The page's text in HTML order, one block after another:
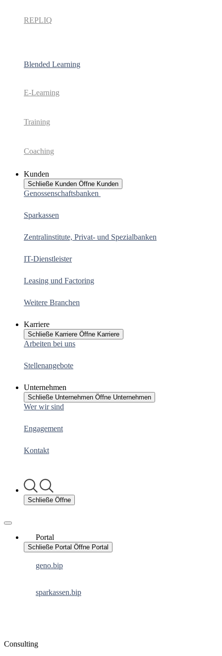
REPLIQ
Blended Learning
E-Learning
Training
Coaching
Kunden
Schließe Kunden Öffne Kunden
Genossenschaftsbanken
Sparkassen
Zentralinstitute, Privat- und Spezialbanken
IT-Dienstleister
Leasing und Factoring
Weitere Branchen
Karriere
Schließe Karriere Öffne Karriere
Arbeiten bei uns
Stellenangebote
Unternehmen
Schließe Unternehmen Öffne Unternehmen
Wer wir sind
Engagement
Kontakt
Schließe Öffne
Portal
Schließe Portal Öffne Portal
geno.bip
sparkassen.bip
Consulting